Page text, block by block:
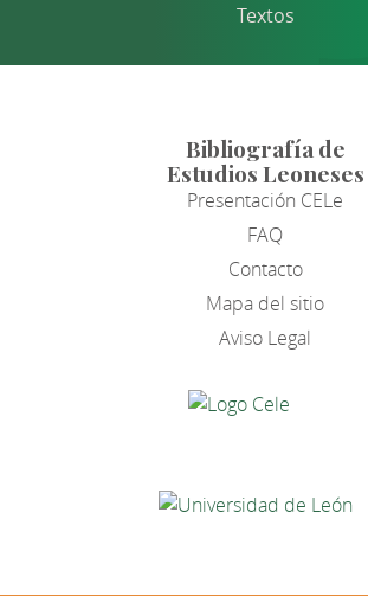
Textos
Bibliografía de
Estudios Leoneses
Presentación CELe
FAQ
Contacto
Mapa del sitio
Aviso Legal